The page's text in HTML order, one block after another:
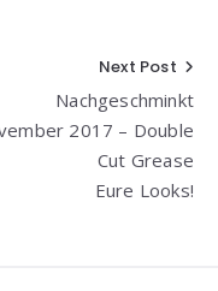
Next Post
Nachgeschminkt
2017 – Double
Cut Grease
Eure Looks!